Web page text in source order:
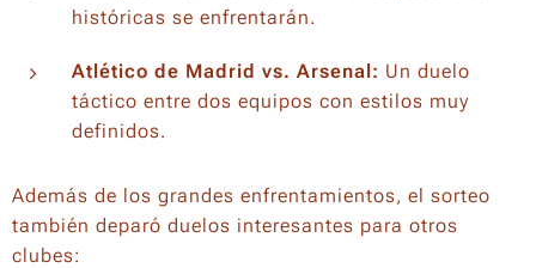
históricas se enfrentarán.
Atlético de Madrid vs. Arsenal: Un duelo
táctico entre dos equipos con estilos muy
definidos.
Además de los grandes enfrentamientos, el sorteo
también deparó duelos interesantes para otros
clubes: